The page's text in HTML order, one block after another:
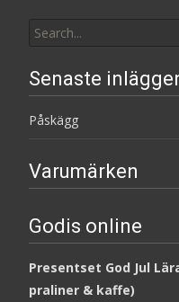
for:
Senaste
Påskägg
Varumärken
Godis online
Presentset God Jul
praliner & kaffe)